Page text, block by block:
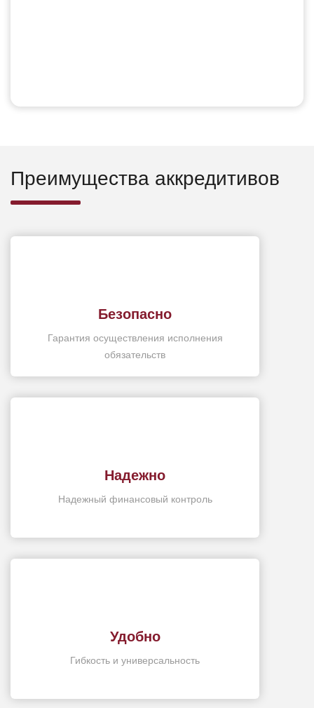
Преимущества аккредитивов
Безопасно
Гарантия осуществления исполнения
обязательств
Надежно
Надежный финансовый контроль
Удобно
Гибкость и универсальность